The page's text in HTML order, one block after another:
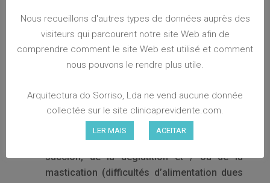
de la parole dus à des lésions cérébrales)
LA DÉGLUTITION
lésions cérébrales)
MOTRICITÉ ORO-FACIALE
Modifications myofonctionnelles de la
succion, de la déglutition et / ou de la
mastication (difficultés d’alimentation dues
Nous recueillons d'autres types de données auprès des
visiteurs qui parcourent notre site Web afin de
comprendre comment le site Web est utilisé et comment
nous pouvons le rendre plus utile.
Arquitectura do Sorriso, Lda ne vend aucune donnée
collectée sur le site clinicaprevidente.com.
LER MAIS ACEITAR